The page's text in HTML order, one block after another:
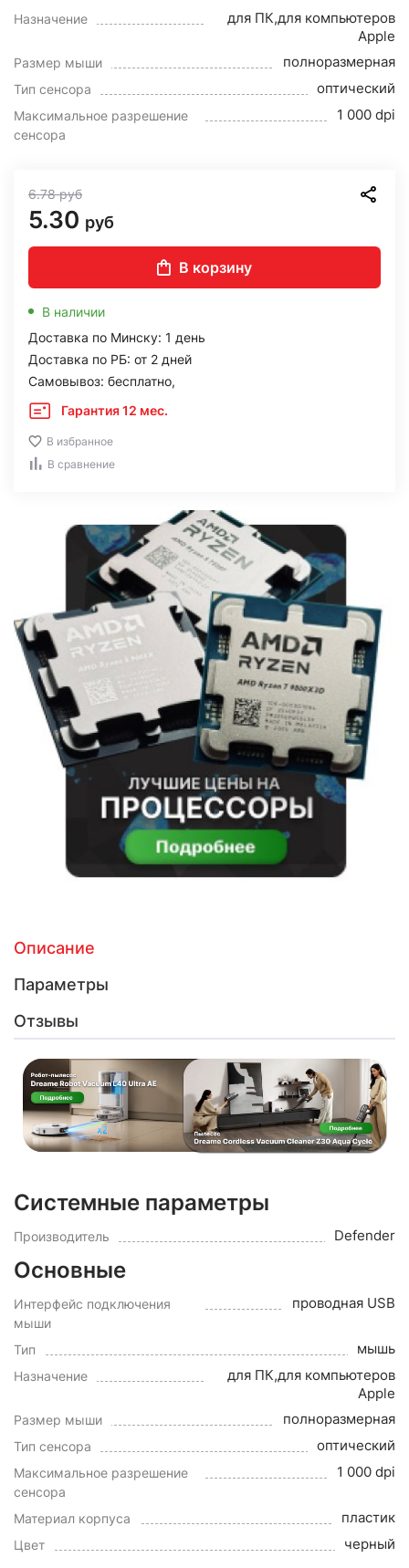
Назначение
для ПК,для компьютеров
Apple
Размер мыши полноразмерная
Тип сенсора оптический
Максимальное разрешение
сенсора
1 000 dpi
6.78руб
5.30 руб
В корзину
В наличии
Доставка по Минску: 1 день
Доставка по РБ: от 2 дней
Самовывоз: бесплатно,
Гарантия 12 мес.
В избранное
В сравнение
Описание
Параметры
Отзывы
Системные параметры
Производитель Defender
Основные
Интерфейс подключения
мыши
проводная USB
Тип мышь
Назначение
для ПК,для компьютеров
Apple
Размер мыши полноразмерная
Тип сенсора оптический
Максимальное разрешение
сенсора
1 000 dpi
Материал корпуса пластик
Цвет черный